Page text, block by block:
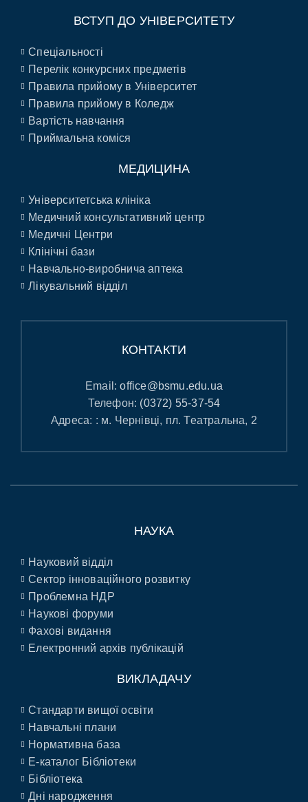
ВСТУП ДО УНІВЕРСИТЕТУ
Спеціальності
Перелік конкурсних предметів
Правила прийому в Університет
Правила прийому в Коледж
Вартість навчання
Приймальна коміся
МЕДИЦИНА
Університетська клініка
Медичний консультативний центр
Медичні Центри
Клінічні бази
Навчально-виробнича аптека
Лікувальний відділ
КОНТАКТИ
Email:office@bsmu.edu.ua
Телефон: (0372) 55-37-54
Адреса: : м. Чернівці, пл. Театральна, 2
НАУКА
Науковий відділ
Сектор інноваційного розвитку
Проблемна НДР
Наукові форуми
Фахові видання
Електронний архів публікацій
ВИКЛАДАЧУ
Стандарти вищої освіти
Навчальні плани
Нормативна база
E-каталог Бібліотеки
Бібліотека
Дні народження